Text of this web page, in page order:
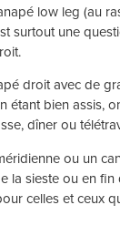
low leg (au
surtout une
droit avec de
étant bien assis,
dîner ou
ou un
la sieste ou en
celles et ceux